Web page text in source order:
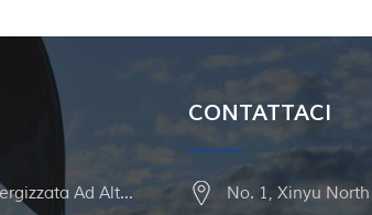
Guarnizione Energizzata Ad Alta Pressione
CONTATTACI
No. 1, Xinyu